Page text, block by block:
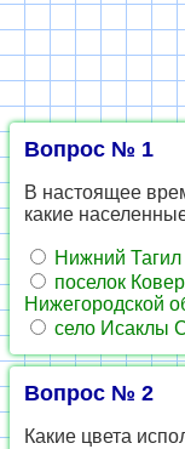
Вопрос № 1
В настоящее
какие
Нижний
поселок
Нижегородской
село Исаклы
Вопрос № 2
Какие цвета